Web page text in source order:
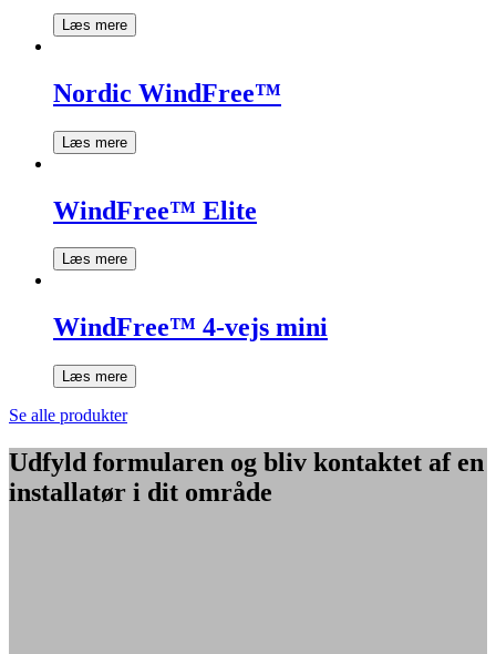
Læs mere
Nordic WindFree™
Læs mere
WindFree™ Elite
Læs mere
WindFree™ 4-vejs mini
Læs mere
Se alle produkter
Udfyld formularen og bliv kontaktet af en
installatør i dit område